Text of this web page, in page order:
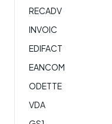
RECADV
INVOIC
EDIFACT
EANCOM
ODETTE
VDA